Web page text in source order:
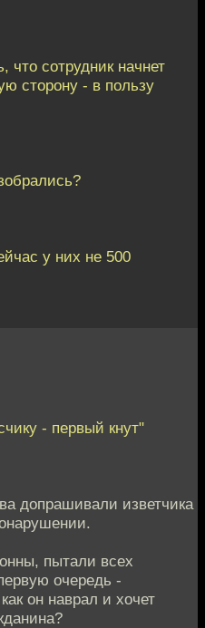
что сотрудник начнет
сторону - в пользу
у них не 500
- первый кнут"
допрашивали изветчика
пытали всех
очередь -
он наврал и хочет